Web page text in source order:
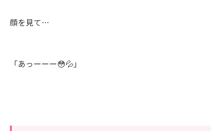
顔を見て…
「あっーーー😳💦」